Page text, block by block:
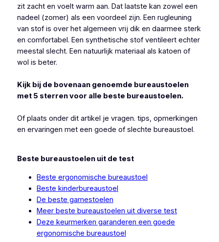
zit zacht en voelt warm aan. Dat laatste kan zowel een
nadeel (zomer) als een voordeel zijn. Een rugleuning
van stof is over het algemeen vrij dik en daarmee sterk
en comfortabel. Een synthetische stof ventileert echter
meestal slecht. Een natuurlijk materiaal als katoen of
wol is beter.
Kijk bij de bovenaan genoemde bureaustoelen
met 5 sterren voor alle beste bureaustoelen.
Of plaats onder dit artikel je vragen. tips, opmerkingen
en ervaringen met een goede of slechte bureaustoel.
Beste bureaustoelen uit de test
Beste ergonomische bureaustoel
Beste kinderbureaustoel
De beste gamestoelen
Meer beste bureaustoelen uit diverse test
Deze keurmerken garanderen een goede
ergonomische bureaustoel